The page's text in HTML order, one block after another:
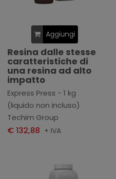
Aggiungi
Resina dalle stesse
caratteristiche di
una resina ad alto
impatto
Express Press - 1 kg
(liquido non incluso)
Techim Group
€ 132,88 + IVA